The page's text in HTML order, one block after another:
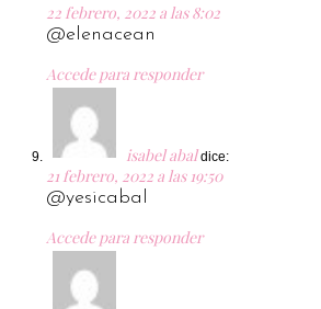
22 febrero, 2022 a las 8:02
@elenacean
Accede para responder
isabel abal dice:
21 febrero, 2022 a las 19:50
@yesicabal
Accede para responder